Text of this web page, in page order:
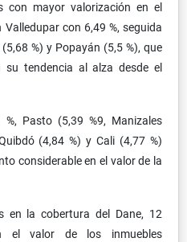
con mayor valorización en el
con 6,49 %, seguida
%) y Popayán (5,5 %), que
su tendencia al alza desde el
Pasto (5,39 %9, Manizales
(4,84 %) y Cali (4,77 %)
considerable en el valor de la
en la cobertura del Dane, 12
el valor de los inmuebles